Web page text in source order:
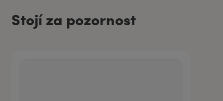
Stojí za pozornost